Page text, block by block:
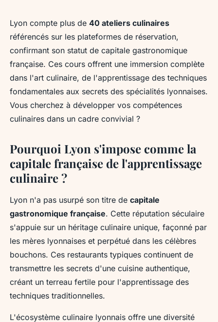
Découvrez les meilleurs cours
de cuisine à Lyon pour tous les
niveaux
Noé• 5 février 2026•7 min de lecture
Lyon compte plus de 40 ateliers culinaires
référencés sur les plateformes de réservation,
confirmant son statut de capitale gastronomique
française. Ces cours offrent une immersion complète
dans l'art culinaire, de l'apprentissage des techniques
fondamentales aux secrets des spécialités lyonnaises.
Vous cherchez à développer vos compétences
culinaires dans un cadre convivial ?
Pourquoi Lyon s'impose comme la
capitale française de l'apprentissage
culinaire ?
Lyon n'a pas usurpé son titre de capitale
gastronomique française. Cette réputation séculaire
s'appuie sur un héritage culinaire unique, façonné par
les mères lyonnaises et perpétué dans les célèbres
bouchons. Ces restaurants typiques continuent de
transmettre les secrets d'une cuisine authentique,
créant un terreau fertile pour l'apprentissage des
techniques traditionnelles.
L'écosystème culinaire lyonnais offre une diversité